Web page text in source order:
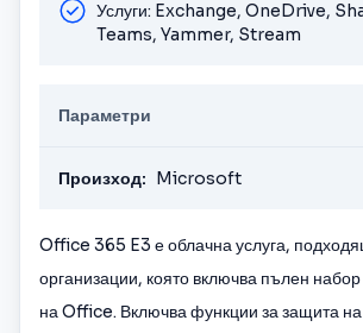
Office 365 E3 е облачна услуга,
организации, която включва пълен
на Office. Включва функции за защита
Услуги: Exchange, OneDrive,
Teams, Yammer, Stream
Параметри
Произход: Microsoft